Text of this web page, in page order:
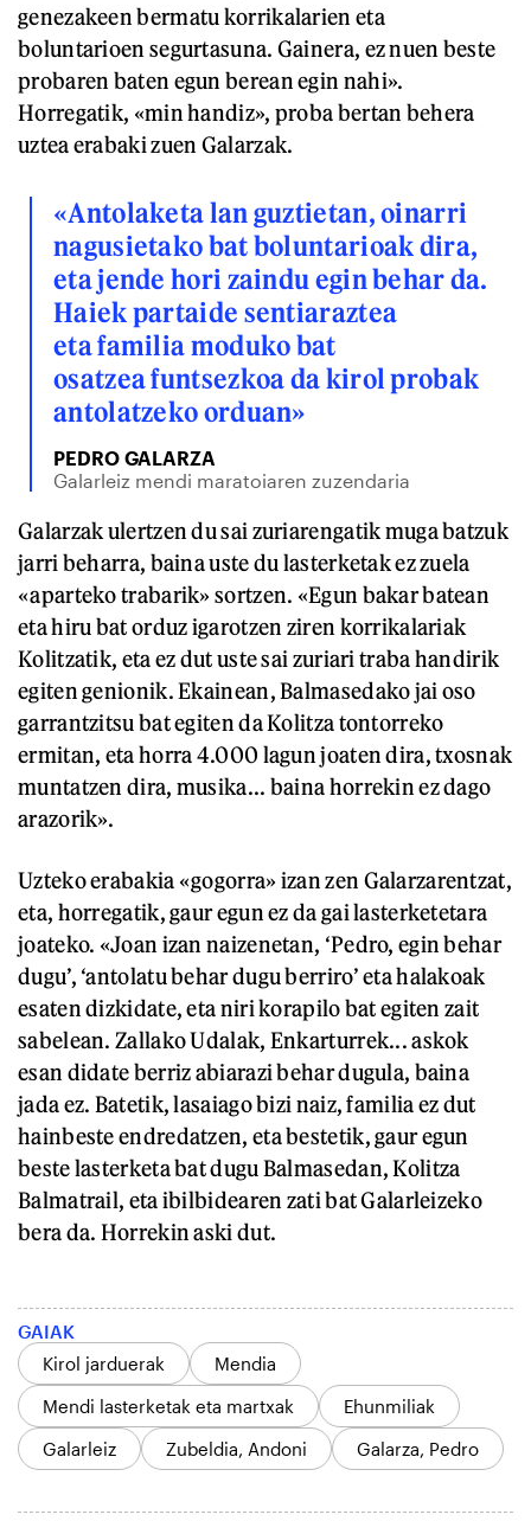
genezakeen bermatu korrikalarien eta
boluntarioen segurtasuna. Gainera, ez nuen beste
probaren baten egun berean egin nahi».
Horregatik, «min handiz», proba bertan behera
uztea erabaki zuen Galarzak.
«Antolaketa lan guztietan, oinarri
nagusietako bat boluntarioak dira,
eta jende hori zaindu egin behar da.
Haiek partaide sentiaraztea
eta familia moduko bat
osatzea funtsezkoa da kirol probak
antolatzeko orduan»
PEDRO GALARZA
Galarleiz mendi maratoiaren zuzendaria
Galarzak ulertzen du sai zuriarengatik muga batzuk
jarri beharra, baina uste du lasterketak ez zuela
«aparteko trabarik» sortzen. «Egun bakar batean
eta hiru bat orduz igarotzen ziren korrikalariak
Kolitzatik, eta ez dut uste sai zuriari traba handirik
egiten genionik. Ekainean, Balmasedako jai oso
garrantzitsu bat egiten da Kolitza tontorreko
ermitan, eta horra 4.000 lagun joaten dira, txosnak
muntatzen dira, musika... baina horrekin ez dago
arazorik».
Uzteko erabakia «gogorra» izan zen Galarzarentzat,
eta, horregatik, gaur egun ez da gai lasterketetara
joateko. «Joan izan naizenetan, ‘Pedro, egin behar
dugu’, ‘antolatu behar dugu berriro’ eta halakoak
esaten dizkidate, eta niri korapilo bat egiten zait
sabelean. Zallako Udalak, Enkarturrek... askok
esan didate berriz abiarazi behar dugula, baina
jada ez. Batetik, lasaiago bizi naiz, familia ez dut
hainbeste endredatzen, eta bestetik, gaur egun
beste lasterketa bat dugu Balmasedan, Kolitza
Balmatrail, eta ibilbidearen zati bat Galarleizeko
bera da. Horrekin aski dut.
GAIAK
Kirol jarduerak
Mendia
Mendi lasterketak eta martxak
Ehunmiliak
Galarleiz
Zubeldia, Andoni Galarza, Pedro